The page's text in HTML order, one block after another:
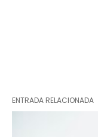
ENTRADA RELACIONADA